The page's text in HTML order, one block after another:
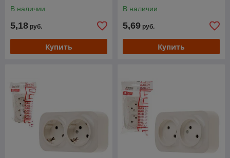
В наличии
5,18 руб.
Купить
В наличии
5,69 руб.
Купить